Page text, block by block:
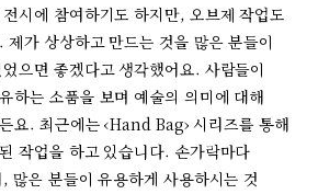
시에 참여하기도 하지만, 오브제 작업도
제가 상상하고 만드는 것을 많은 분들이
으면 좋겠다고 생각했어요. 사람들이
하는 소품을 보며 예술의 의미에 대해
요. 최근에는 ‹Hand Bag› 시리즈를 통해
작업을 하고 있습니다. 손가락마다
많은 분들이 유용하게 사용하시는 것